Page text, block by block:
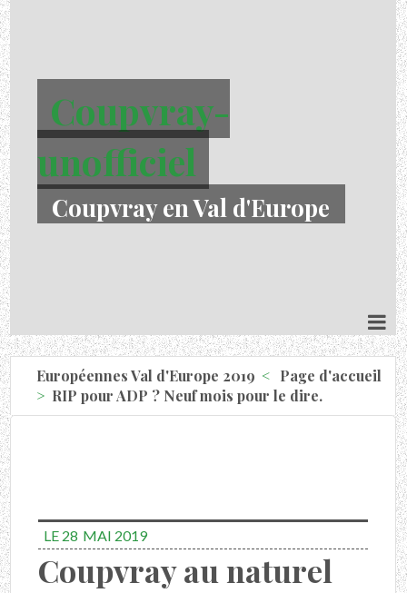
Coupvray-
unofficiel
Coupvray en Val d'Europe
Européennes Val d'Europe 2019
Page d'accueil
RIP pour ADP ? Neuf mois pour le dire.
LE 28 MAI 2019
Coupvray au naturel